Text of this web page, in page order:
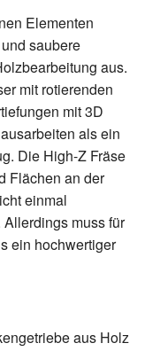
Elementen
saubere
aus.
mit rotierenden
mit 3D
als ein
Die High-Z Fräse
Flächen an der
einmal
muss für
ein hochwertiger
aus Holz